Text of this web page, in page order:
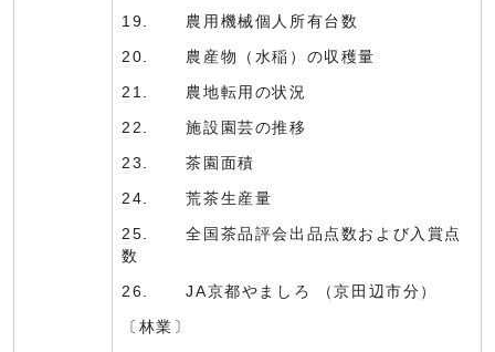
19. 農用機械個人所有台数
20. 農産物（水稲）の収穫量
21. 農地転用の状況
22. 施設園芸の推移
23. 茶園面積
24. 荒茶生産量
25. 全国茶品評会出品点数および入賞点
数
26. JA京都やましろ （京田辺市分）
〔林業〕